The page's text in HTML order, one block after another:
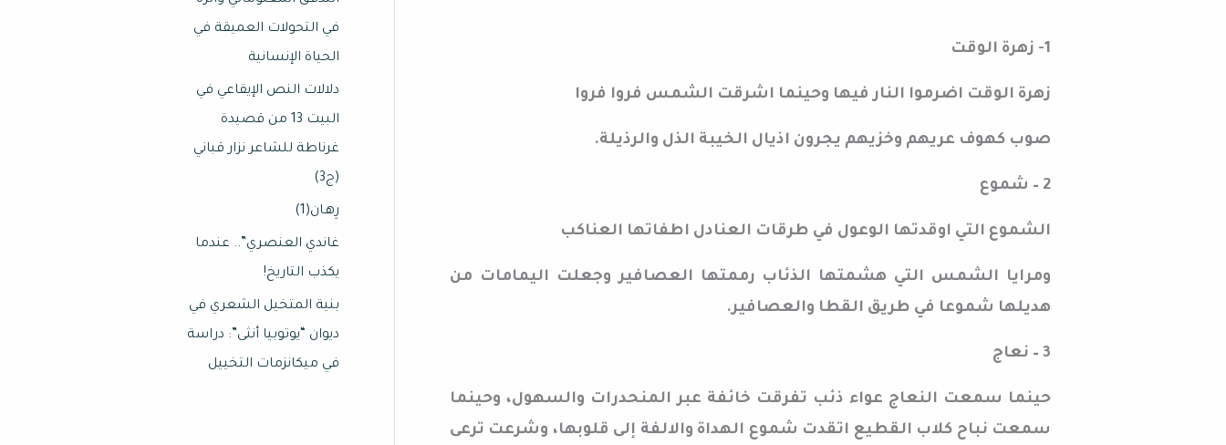
1- زهرة الوقت
زهرة الوقت اضرموا النار فيها وحينما اشرقت الشمس فروا فروا
صوب كهوف عريهم وخزيهم يجرون اذيال الخيبة الذل والرذيلة.
2 – شموع
الشموع التي اوقدتها الوعول في طرقات العنادل اطفاتها العناكب
ومرايا الشمس التي هشمتها الذئاب رممتها العصافير وجعلت اليمامات من
هديلها شموعا في طريق القطا والعصافير.
3 – نعاج
حينما سمعت النعاج عواء ذئب تفرقت خائفة عبر المنحدرات والسهول، وحينما
سمعت نباح كلاب القطيع اتقدت شموع الهداة والالفة إلى قلوبها، وشرعت ترعى
في التحولات العميقة في
الحياة الإنسانية
دلالات النص الإيقاعي في
البيت 13 من قصيدة
غرناطة للشاعر نزار قباني
(ج3)
رِهـان(1)
غاندي العنصري”.. عندما
يكذب التاريخ!
بنية المتخيل الشعري في
ديوان “يوتوبيا أنثى”: دراسة
في ميكانزمات التخييل